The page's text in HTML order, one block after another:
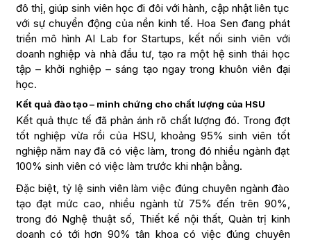
đô thị, giúp sinh viên học đi đôi với hành, cập nhật liên tục
với sự chuyển động của nền kinh tế. Hoa Sen đang phát
triển mô hình AI Lab for Startups, kết nối sinh viên với
doanh nghiệp và nhà đầu tư, tạo ra một hệ sinh thái học
tập – khởi nghiệp – sáng tạo ngay trong khuôn viên đại
học.
Kết quả đào tạo – minh chứng cho chất lượng của HSU
Kết quả thực tế đã phản ánh rõ chất lượng đó. Trong đợt
tốt nghiệp vừa rồi của HSU, khoảng 95% sinh viên tốt
nghiệp năm nay đã có việc làm, trong đó nhiều ngành đạt
100% sinh viên có việc làm trước khi nhận bằng.
Đặc biệt, tỷ lệ sinh viên làm việc đúng chuyên ngành đào
tạo đạt mức cao, nhiều ngành từ 75% đến trên 90%,
trong đó Nghệ thuật số, Thiết kế nội thất, Quản trị kinh
doanh có tới hơn 90% tân khoa có việc đúng chuyên